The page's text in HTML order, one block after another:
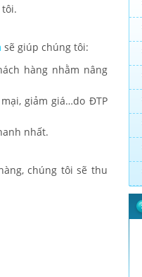
sẽ giúp chúng tôi:
hàng nhằm nâng
giảm giá…do ĐTP
nhất.
chúng tôi sẽ thu